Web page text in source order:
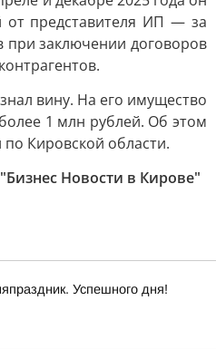
от представителя ИП — за
при заключении договоров
вину. На его имущество
1 млн рублей. Об этом
Кировской области.
Новости в Кирове"
Успешного дня!